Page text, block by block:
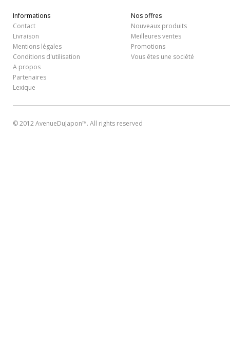
Informations
Contact
Livraison
Mentions légales
Conditions d'utilisation
A propos
Partenaires
Lexique
Nos offres
Nouveaux produits
Meilleures ventes
Promotions
Vous êtes une société
© 2012 AvenueDuJapon™. All rights reserved